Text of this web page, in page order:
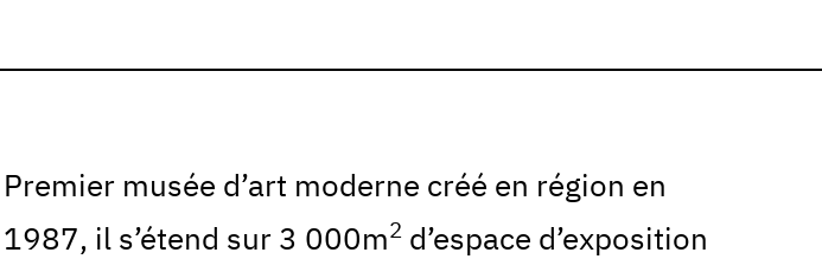
Premier musée d’art moderne créé en région en
1987, il s’étend sur 3 000m2 d’espace d’exposition